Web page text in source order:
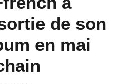
de son
en mai